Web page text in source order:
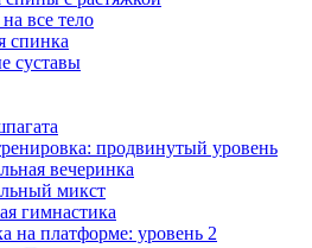
все тело
спинка
суставы
продвинутый уровень
вечеринка
микст
гимнастика
на платформе: уровень 2